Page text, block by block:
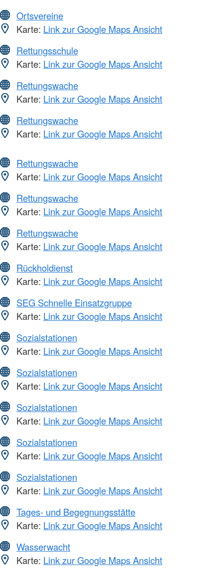
Ortsvereine
Karte: Link zur Google Maps Ansicht
Rettungsschule
Karte: Link zur Google Maps Ansicht
Rettungswache
Karte: Link zur Google Maps Ansicht
Rettungswache
Karte: Link zur Google Maps Ansicht
Rettungswache
Karte: Link zur Google Maps Ansicht
Rettungswache
Karte: Link zur Google Maps Ansicht
Rettungswache
Karte: Link zur Google Maps Ansicht
Rückholdienst
Karte: Link zur Google Maps Ansicht
SEG Schnelle Einsatzgruppe
Karte: Link zur Google Maps Ansicht
Sozialstationen
Karte: Link zur Google Maps Ansicht
Sozialstationen
Karte: Link zur Google Maps Ansicht
Sozialstationen
Karte: Link zur Google Maps Ansicht
Sozialstationen
Karte: Link zur Google Maps Ansicht
Sozialstationen
Karte: Link zur Google Maps Ansicht
Tages- und Begegnungsstätte
Karte: Link zur Google Maps Ansicht
Wasserwacht
Karte: Link zur Google Maps Ansicht